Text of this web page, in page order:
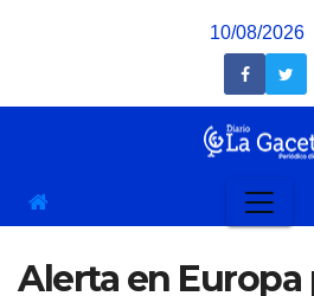
10/08/2026
Alerta en